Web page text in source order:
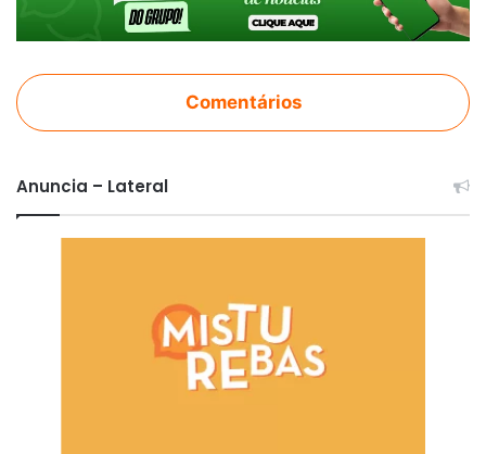
Comentários
Anuncia – Lateral